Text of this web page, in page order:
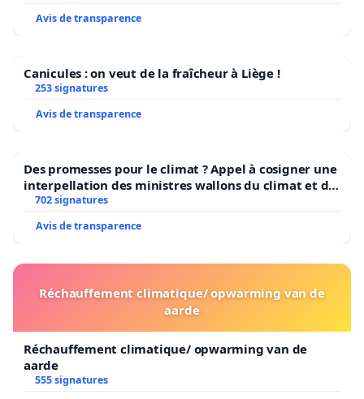
Avis de transparence
Canicules : on veut de la fraîcheur à Liège !
253 signatures
Avis de transparence
Des promesses pour le climat ? Appel à cosigner une
interpellation des ministres wallons du climat et de
l’environnement.
702 signatures
Avis de transparence
Réchauffement climatique/ opwarming van de
aarde
Réchauffement climatique/ opwarming van de
aarde
555 signatures